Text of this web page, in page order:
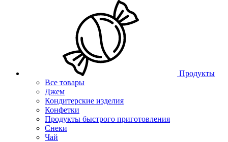
Продукты
Все товары
Джем
Кондитерские изделия
Конфетки
Продукты быстрого приготовления
Снеки
Чай